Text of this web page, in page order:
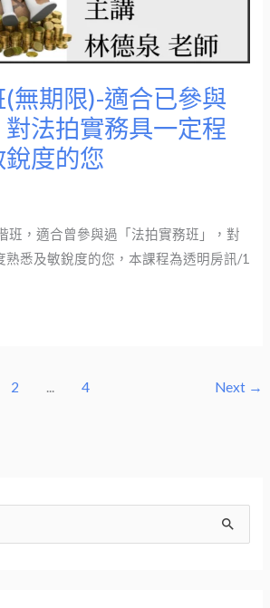
無期限)-適合已參與
法拍實務具一定程
度的您
班，適合曾參與過「法拍實務班」，對
熟悉及敏銳度的您，本課程為透明房訊/1
2 ... 4 Next →